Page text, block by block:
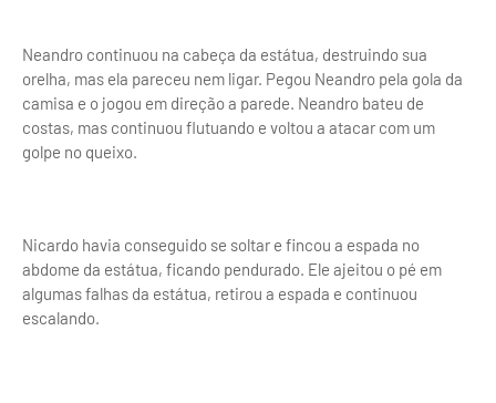
Neandro continuou na cabeça da estátua, destruindo sua
orelha, mas ela pareceu nem ligar. Pegou Neandro pela gola da
camisa e o jogou em direção a parede. Neandro bateu de
costas, mas continuou flutuando e voltou a atacar com um
golpe no queixo.
Nicardo havia conseguido se soltar e fincou a espada no
abdome da estátua, ficando pendurado. Ele ajeitou o pé em
algumas falhas da estátua, retirou a espada e continuou
escalando.